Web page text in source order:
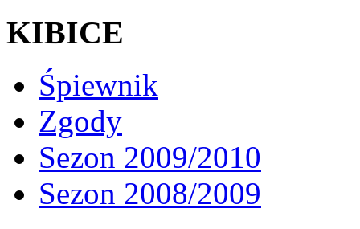
KIBICE
Śpiewnik
Zgody
Sezon 2009/2010
Sezon 2008/2009